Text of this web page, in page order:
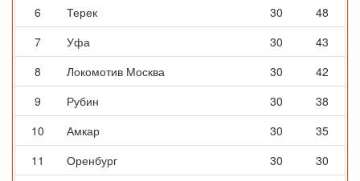
6
Терек 30
48
7
Уфа 30
43
8
Локомотив Москва 30
42
9
Рубин 30
38
10
Амкар 30
35
11
Оренбург 30
30